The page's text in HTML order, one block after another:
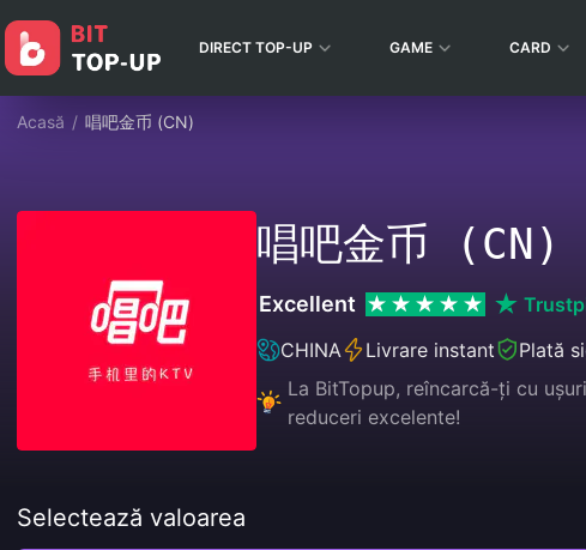
DIRECT TOP-UP GAME CARD
Acasă / 唱吧金币 (CN)
唱吧金币 (CN)
Excellent
CHINA
Livrare instant
Plată
La BitTopup, reîncarcă-ți cu
reduceri excelente!
Selectează valoarea